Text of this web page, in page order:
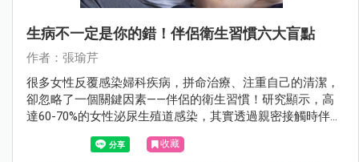
生病不一定是你的錯！伴侶衛生習慣六大盲點
作者：張瑜芹
很多女性反覆感染婦科疾病，拼命治療、注重自己的清潔，
卻忽略了一個關鍵因素——伴侶的衛生習慣！研究顯示，高
達60-70%的女性泌尿生殖道感染，其實透過親密接觸時伴侶
帶來的細菌、病毒或黴菌造成。
收藏